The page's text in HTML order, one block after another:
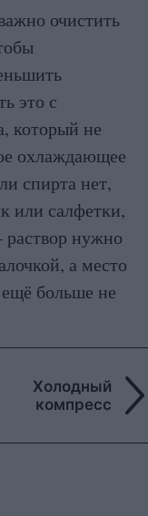
очистить
это с
который не
охлаждающее
спирта нет,
или салфетки,
нужно
а место
ещё больше не
Холодный
компресс